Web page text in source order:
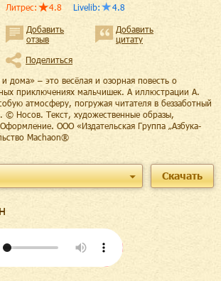
Литрес: 4.8 Livelib: 4.8
Добавить
отзыв
Добавить
цитату
Поделиться
дома» – это весёлая и озорная повесть о
приключениях мальчишек. А иллюстрации А.
атмосферу, погружая читателя в беззаботный
© Носов. Текст, художественные образы,
ООО «Издательская Группа „Азбука-
Machaon®
Скачать